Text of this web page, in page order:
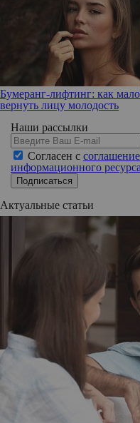
Бумеранг-лифтинг: как
вернуть лицу молодость
Наши рассылки
Согласен с
информационного ресурса
Подписаться
Актуальные статьи